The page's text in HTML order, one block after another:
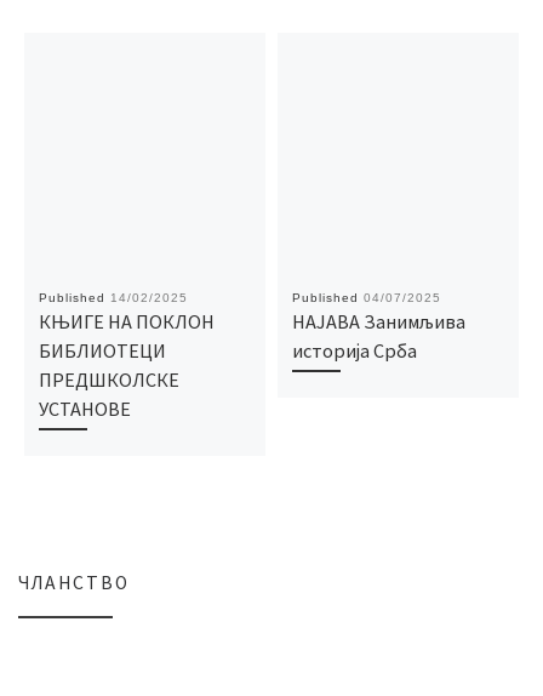
Published 14/02/2025
КЊИГЕ НА ПОКЛОН
БИБЛИОТЕЦИ
ПРЕДШКОЛСКЕ
УСТАНОВЕ
Published 04/07/2025
НАЈАВА Занимљива
историја Срба
ЧЛАНСТВО